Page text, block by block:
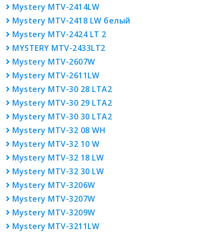
Mystery MTV-2414LW
Mystery MTV-2418 LW белый
Mystery MTV-2424 LT 2
MYSTERY MTV-2433LT2
Mystery MTV-2607W
Mystery MTV-2611LW
Mystery MTV-30 28 LTA2
Mystery MTV-30 29 LTA2
Mystery MTV-30 30 LTA2
Mystery MTV-32 08 WH
Mystery MTV-32 10 W
Mystery MTV-32 18 LW
Mystery MTV-32 30 LW
Mystery MTV-3206W
Mystery MTV-3207W
Mystery MTV-3209W
Mystery MTV-3211LW